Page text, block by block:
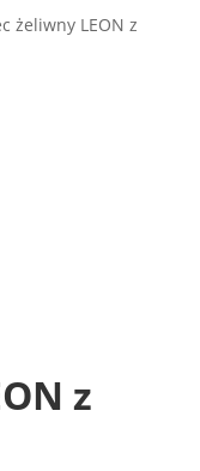
żeliwny LEON z
z